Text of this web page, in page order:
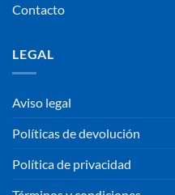
Contacto
LEGAL
Aviso legal
Políticas de devolución
Política de privacidad